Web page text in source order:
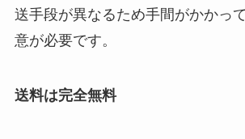
送手段が異なるため手間がかかっ
意が必要です。
送料は完全無料